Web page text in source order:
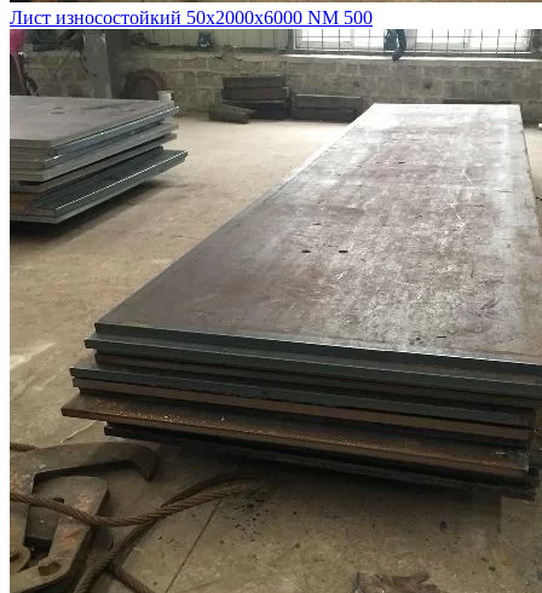
Лист износостойкий 50х2000х6000 NM 500